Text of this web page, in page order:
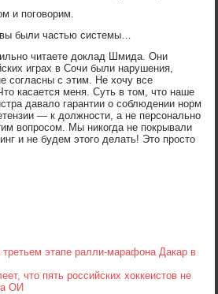
и поговорим.
были частью системы…
читаете доклад Шмида. Они
играх в Сочи были нарушения,
согласны с этим. Не хочу все
касается меня. Суть в том, что наше
давало гарантии о соблюдении норм
— к должности, а не персонально
вопросом. Мы никогда не покрывали
и не будем этого делать! Это просто
третьем этапе ралли-марафона Дакар в
что пять российских хоккеистов не
ОИ